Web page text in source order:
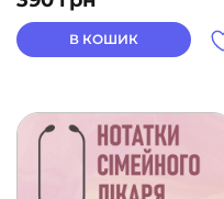
В КОШИК